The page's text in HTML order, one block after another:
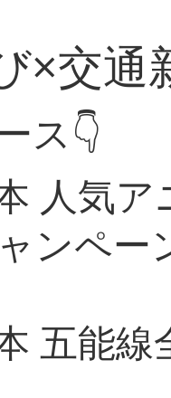
×交通
ス👇
人気
ンペー
五能